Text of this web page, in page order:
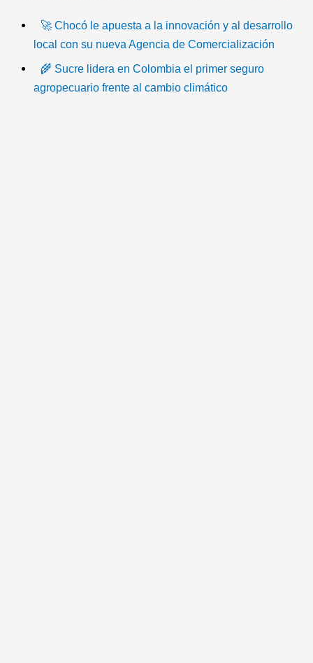
🚀 Chocó le apuesta a la innovación y al desarrollo
local con su nueva Agencia de Comercialización
🌾 Sucre lidera en Colombia el primer seguro
agropecuario frente al cambio climático